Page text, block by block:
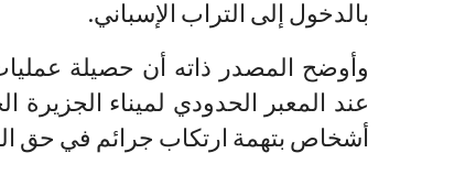
بالدخول إلى التراب الإسباني.
وأوضح المصدر ذاته أن حصيلة
أشخاص بتهمة ارتكاب جرائم في حق